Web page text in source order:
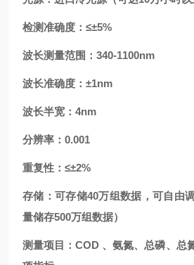
检测准确度：≤±5%
波长测量范围：340-1100nm
波长准确度：±1nm
波长半宽：4nm
分辨率：0.001
重复性：≤±2%
存储：可存储40万组数据，可自由
量储存500万组数据）
测量项目：COD 、氨氮、总磷、总